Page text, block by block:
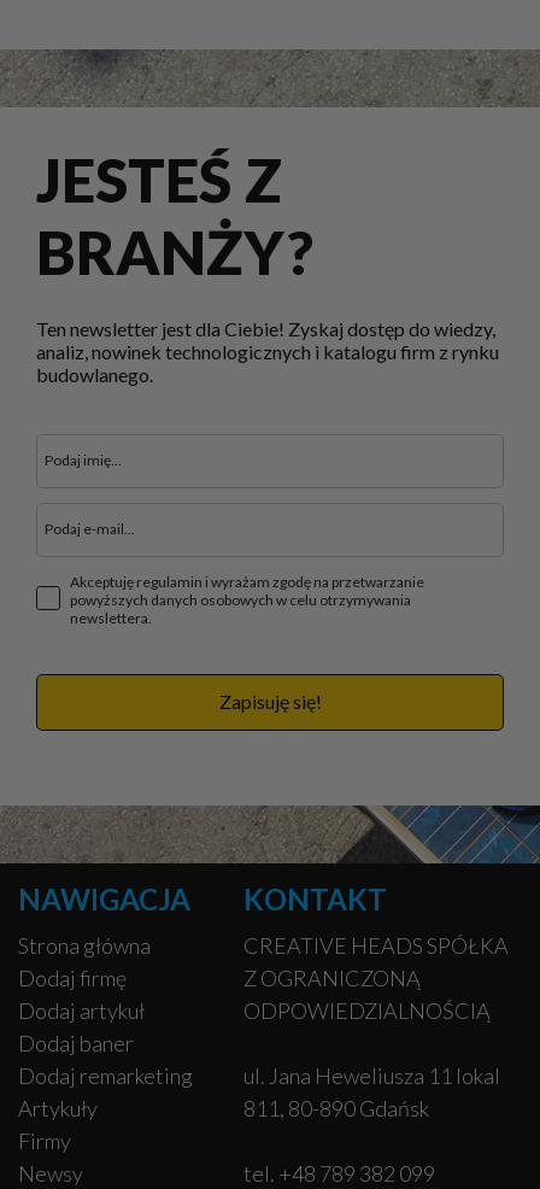
JESTEŚ Z
BRANŻY?
Ten newsletter jest dla Ciebie! Zyskaj dostęp do wiedzy,
analiz, nowinek technologicznych i katalogu firm z rynku
budowlanego.
Akceptuję regulamin i wyrażam zgodę na przetwarzanie
powyższych danych osobowych w celu otrzymywania
newslettera.
Zapisuję się!
NAWIGACJA
Strona główna
Dodaj firmę
Dodaj artykuł
Dodaj baner
Dodaj remarketing
Artykuły
Firmy
Newsy
KONTAKT
CREATIVE HEADS SPÓŁKA
Z OGRANICZONĄ
ODPOWIEDZIALNOŚCIĄ
ul. Jana Heweliusza 11 lokal
811, 80-890 Gdańsk
tel. +48 789 382 099